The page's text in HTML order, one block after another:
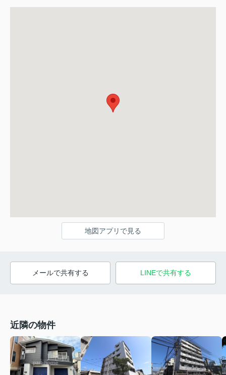
地図アプリで見る
メールで共有する LINEで共有する
近隣の物件